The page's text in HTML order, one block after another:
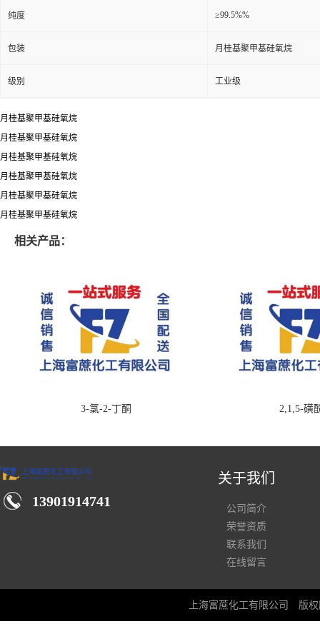
纯度 ≥99.5%%
包装 月桂基聚甲基硅氧烷
级别 工业级
月桂基聚甲基硅氧烷
月桂基聚甲基硅氧烷
月桂基聚甲基硅氧烷
月桂基聚甲基硅氧烷
月桂基聚甲基硅氧烷
月桂基聚甲基硅氧烷
相关产品：
3-氯-2-丁酮 2,1,5-磺
13901914741
关于我们
公司简介
荣誉资质
联系我们
在线留言
上海富蔗化工有限公司 版